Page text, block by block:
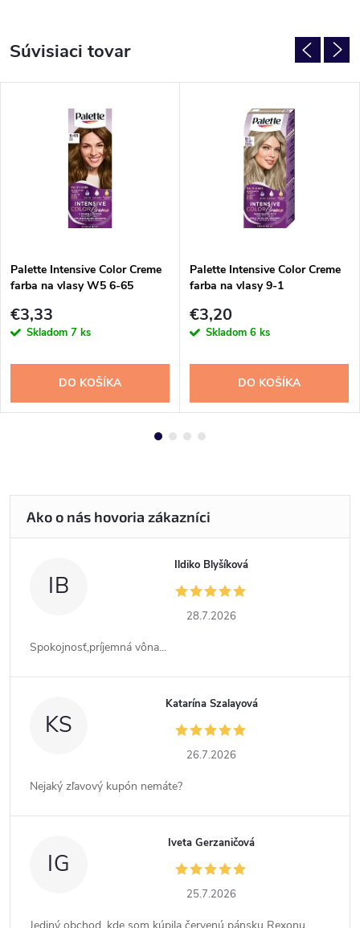
Súvisiaci tovar
Palette Intensive Color Creme
farba na vlasy W5 6-65
€3,33
Skladom 7 ks
DO KOŠÍKA
Palette Intensive Color Creme
farba na vlasy 9-1
€3,20
Skladom 6 ks
DO KOŠÍKA
IB
Ildiko Blyšíková
28.7.2026
Spokojnosť,príjemná vôna...
KS
Katarína Szalayová
26.7.2026
Nejaký zľavový kupón nemáte?
IG
Iveta Gerzaničová
25.7.2026